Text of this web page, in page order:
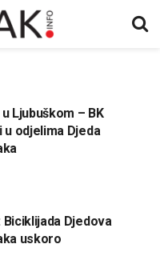
Ljubuškom – BK
u odjelima Djeda
Djedova
uskoro